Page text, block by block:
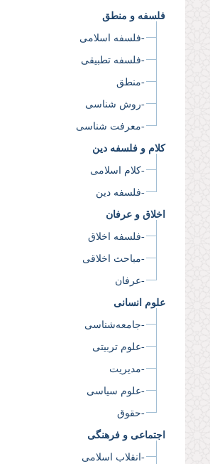
فلسفه و منطق
-فلسفه اسلامی
-فلسفه تطبیقی
-منطق
-روش شناسی
-معرفت شناسی
کلام و فلسفه دین
-کلام اسلامی
-فلسفه دین
اخلاق و عرفان
-فلسفه اخلاق
-مباحث اخلاقی
-عرفان
علوم انسانی
-جامعه‌شناسی
-علوم تربیتی
-مدیریت
-علوم سیاسی
-حقوق
اجتماعی و فرهنگی
-انقلاب اسلامی